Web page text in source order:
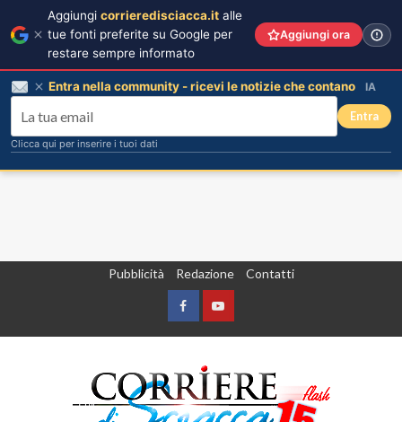
Pubblicità Redazione Contatti
FacebookYountube
Aggiungi corrieredisciacca.it alle
tue fonti preferite su Google per
restare sempre informato
Aggiungi ora
Entra nella community - ricevi le notizie che contano IA
Entra
Clicca qui per inserire i tuoi dati